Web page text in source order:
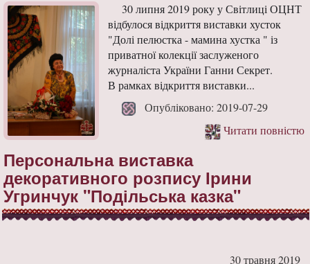
30 липня 2019 року у Світлиці ОЦНТ
відбулося відкриття виставки хусток
"Долі пелюстка - мамина хустка " із
приватної колекції заслуженого
журналіста України Ганни Секрет.
В рамках відкриття виставки...
Опубліковано: 2019-07-29
Читати повністю
Персональна виставка
декоративного розпису Ірини
Угринчук "Подільська казка"
30 травня 2019